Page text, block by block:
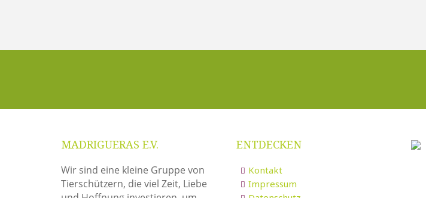
MADRIGUERAS E.V.
Wir sind eine kleine Gruppe von
Tierschützern, die viel Zeit, Liebe
ENTDECKEN
Kontakt
Impressum